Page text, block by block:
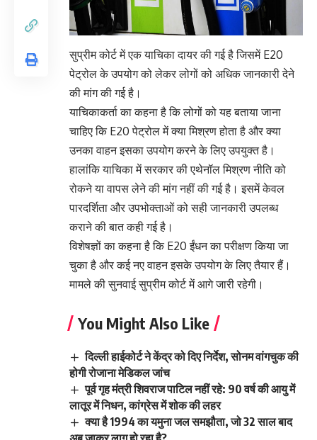
सुप्रीम कोर्ट में एक याचिका दायर की गई है जिसमें E20
पेट्रोल के उपयोग को लेकर लोगों को अधिक जानकारी देने
की मांग की गई है।
याचिकाकर्ता का कहना है कि लोगों को यह बताया जाना
चाहिए कि E20 पेट्रोल में क्या मिश्रण होता है और क्या
उनका वाहन इसका उपयोग करने के लिए उपयुक्त है।
हालांकि याचिका में सरकार की एथेनॉल मिश्रण नीति को
रोकने या वापस लेने की मांग नहीं की गई है। इसमें केवल
पारदर्शिता और उपभोक्ताओं को सही जानकारी उपलब्ध
कराने की बात कही गई है।
विशेषज्ञों का कहना है कि E20 ईंधन का परीक्षण किया जा
चुका है और कई नए वाहन इसके उपयोग के लिए तैयार हैं।
मामले की सुनवाई सुप्रीम कोर्ट में आगे जारी रहेगी।
You Might Also Like
दिल्ली हाईकोर्ट ने केंद्र को दिए निर्देश, सोनम वांगचुक की
होगी रोजाना मेडिकल जांच
पूर्व गृह मंत्री शिवराज पाटिल नहीं रहे: 90 वर्ष की आयु में
लातूर में निधन, कांग्रेस में शोक की लहर
क्या है 1994 का यमुना जल समझौता, जो 32 साल बाद